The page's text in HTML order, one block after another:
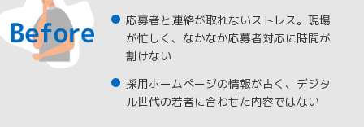
応募者と連絡が取れないストレス。現場
が忙しく、なかなか応募者対応に時間が
割けない
採用ホームページの情報が古く、デジタ
ル世代の若者に合わせた内容ではない